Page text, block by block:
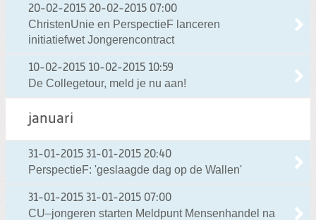
20-02-2015 20-02-2015 07:00
ChristenUnie en PerspectieF lanceren
initiatiefwet Jongerencontract
10-02-2015 10-02-2015 10:59
De Collegetour, meld je nu aan!
januari
31-01-2015 31-01-2015 20:40
PerspectieF: 'geslaagde dag op de Wallen'
31-01-2015 31-01-2015 07:00
CU–jongeren starten Meldpunt Mensenhandel na